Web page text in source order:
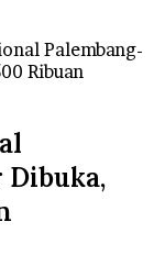
Palembang-
Ribuan
Dibuka,